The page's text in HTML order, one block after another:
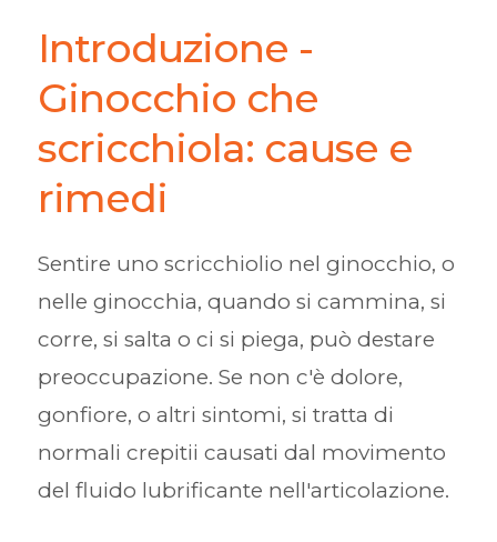
Introduzione -
Ginocchio che
scricchiola: cause e
rimedi
Sentire uno scricchiolio nel ginocchio, o
nelle ginocchia, quando si cammina, si
corre, si salta o ci si piega, può destare
preoccupazione. Se non c'è dolore,
gonfiore, o altri sintomi, si tratta di
normali crepitii causati dal movimento
del fluido lubrificante nell'articolazione.